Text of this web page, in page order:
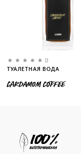
0
ТУАЛЕТНАЯ ВОДА
CARDAMOM COFFEE